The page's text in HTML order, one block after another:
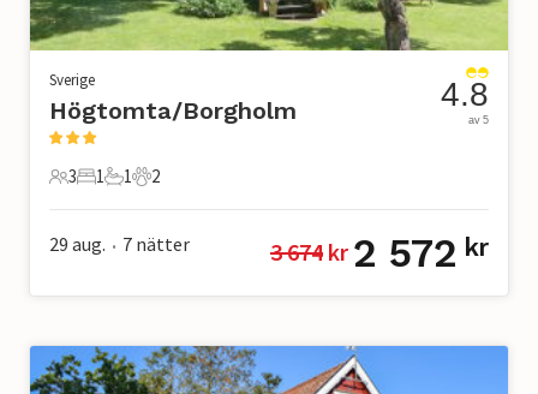
Sverige
Högtomta/Borgholm
3 Gäster
3
1 Sovrum
1
1 Badrum
1
2 Husdjur
2
4.8
av 5
29 aug. • 7 nätter 3 674 kr 2 572 kr